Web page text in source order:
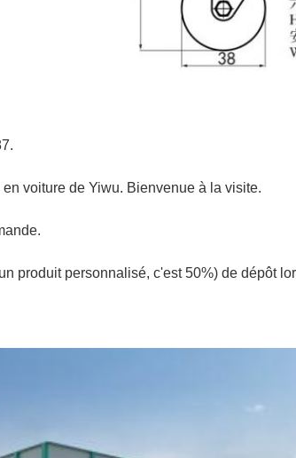
voiture de Yiwu. Bienvenue à la visite.
produit personnalisé, c'est 50%) de dépôt